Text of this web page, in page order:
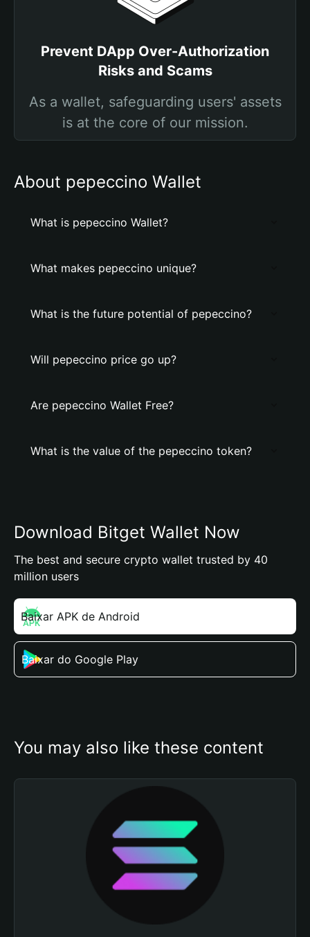
Prevent DApp Over-Authorization
Risks and Scams
As a wallet, safeguarding users' assets
is at the core of our mission.
About pepeccino Wallet
What is pepeccino Wallet?
What makes pepeccino unique?
What is the future potential of pepeccino?
Will pepeccino price go up?
Are pepeccino Wallet Free?
What is the value of the pepeccino token?
Download Bitget Wallet Now
The best and secure crypto wallet trusted by 40
million users
Baixar APK de Android
Baixar do Google Play
You may also like these content